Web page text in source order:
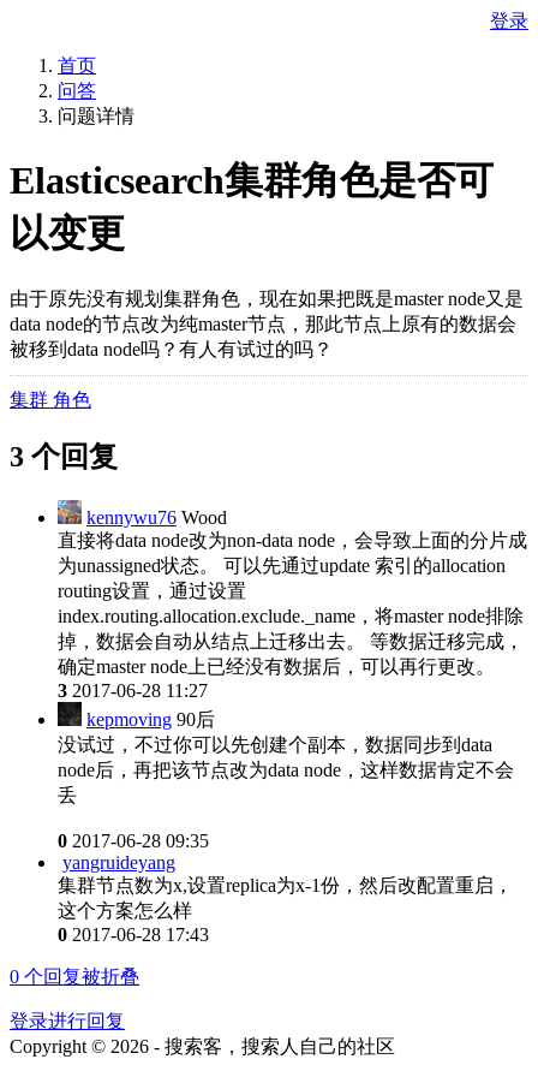
登录
首页
问答
问题详情
Elasticsearch集群角色是否可
以变更
由于原先没有规划集群角色，现在如果把既是master node又是
data node的节点改为纯master节点，那此节点上原有的数据会
被移到data node吗？有人有试过的吗？
集群 角色
3 个回复
kennywu76 Wood
直接将data node改为non-data node，会导致上面的分片成
为unassigned状态。 可以先通过update 索引的allocation
routing设置，通过设置
index.routing.allocation.exclude._name，将master node排除
掉，数据会自动从结点上迁移出去。 等数据迁移完成，
确定master node上已经没有数据后，可以再行更改。
3 2017-06-28 11:27
kepmoving 90后
没试过，不过你可以先创建个副本，数据同步到data
node后，再把该节点改为data node，这样数据肯定不会
丢
0 2017-06-28 09:35
yangruideyang
集群节点数为x,设置replica为x-1份，然后改配置重启，
这个方案怎么样
0 2017-06-28 17:43
0 个回复被折叠
登录进行回复
Copyright © 2026 - 搜索客，搜索人自己的社区